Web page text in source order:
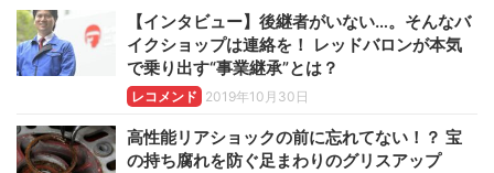
【インタビュー】後継者がいない…。そんなバ
イクショップは連絡を！ レッドバロンが本気
で乗り出す“事業継承”とは？
レコメンド 2019年10月30日
高性能リアショックの前に忘れてない！？ 宝
の持ち腐れを防ぐ足まわりのグリスアップ